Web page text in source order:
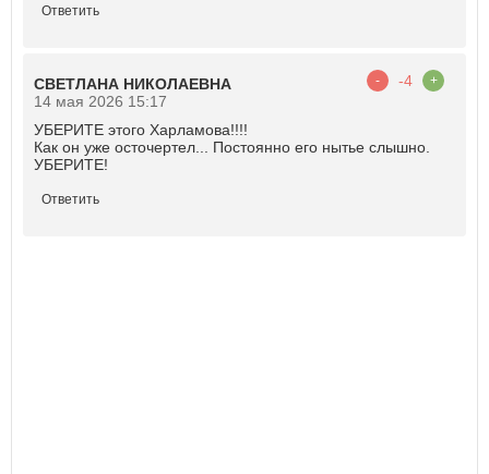
Ответить
СВЕТЛАНА НИКОЛАЕВНА
14 мая 2026 15:17
- -4 +
УБЕРИТЕ этого Харламова!!!!
Как он уже осточертел... Постоянно его нытье слышно.
УБЕРИТЕ!
Ответить